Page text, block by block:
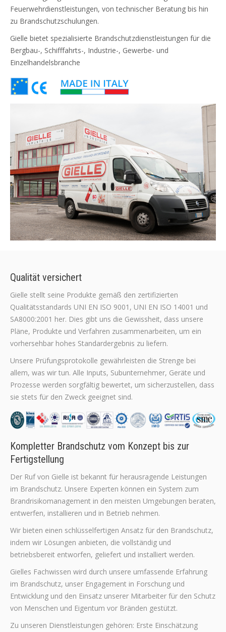
Feuerwehrdienstleistungen, von technischer Beratung bis hin
zu Brandschutzschulungen.
Gielle bietet spezialisierte Brandschutzdienstleistungen für die
Bergbau-, Schifffahrts-, Industrie-, Gewerbe- und
Einzelhandelsbranche
Qualität versichert
Gielle stellt seine Produkte gemäß den zertifizierten
Qualitätsstandards UNI EN ISO 9001, UNI EN ISO 14001 und
SA8000:2001 her. Dies gibt uns die Gewissheit, dass unsere
Pläne, Produkte und Verfahren zusammenarbeiten, um ein
vorhersehbar hohes Standardergebnis zu liefern.
Unsere Prüfungsprotokolle gewährleisten die Strenge bei
allem, was wir tun. Alle Inputs, Subunternehmer, Geräte und
Prozesse werden sorgfältig bewertet, um sicherzustellen, dass
sie stets für den Zweck geeignet sind.
Kompletter Brandschutz vom Konzept bis zur
Fertigstellung
Der Ruf von Gielle ist bekannt für herausragende Leistungen
im Brandschutz. Unsere Experten können ein System zum
Brandrisikomanagement in den meisten Umgebungen beraten,
entwerfen, installieren und in Betrieb nehmen.
Wir bieten einen schlüsselfertigen Ansatz für den Brandschutz,
indem wir Lösungen anbieten, die vollständig und
betriebsbereit entworfen, geliefert und installiert werden.
Gielles Fachwissen wird durch unsere umfassende Erfahrung
im Brandschutz, unser Engagement in Forschung und
Entwicklung und den Einsatz unserer Mitarbeiter für den Schutz
von Menschen und Eigentum vor Bränden gestützt.
Zu unseren Dienstleistungen gehören: Erste Einschätzung